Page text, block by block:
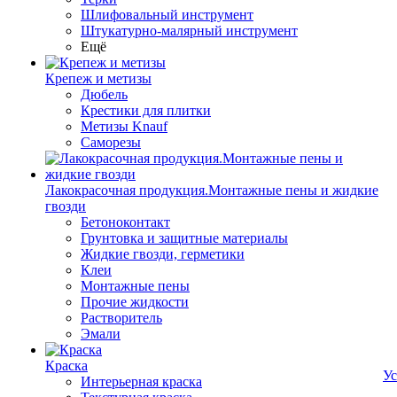
Шлифовальный инструмент
Штукатурно-малярный инструмент
Ещё
Крепеж и метизы
Дюбель
Крестики для плитки
Метизы Knauf
Саморезы
Лакокрасочная продукция.Монтажные пены и жидкие
гвозди
Бетоноконтакт
Грунтовка и защитные материалы
Жидкие гвозди, герметики
Клеи
Монтажные пены
Прочие жидкости
Растворитель
Эмали
Краска
Интерьерная краска